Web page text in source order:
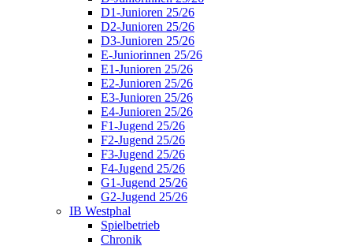
D1-Junioren 25/26
D2-Junioren 25/26
D3-Junioren 25/26
E-Juniorinnen 25/26
E1-Junioren 25/26
E2-Junioren 25/26
E3-Junioren 25/26
E4-Junioren 25/26
F1-Jugend 25/26
F2-Jugend 25/26
F3-Jugend 25/26
F4-Jugend 25/26
G1-Jugend 25/26
G2-Jugend 25/26
IB Westphal
Spielbetrieb
Chronik